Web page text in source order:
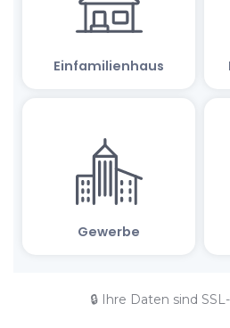
🔒 Ihre Daten sind